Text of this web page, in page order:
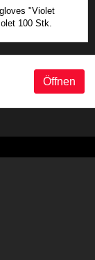
"Violet
100 Stk.
Öffnen